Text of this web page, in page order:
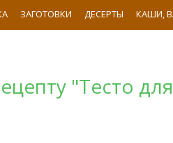
ЗАГОТОВКИ ДЕСЕРТЫ КАШИ,
"Тесто для